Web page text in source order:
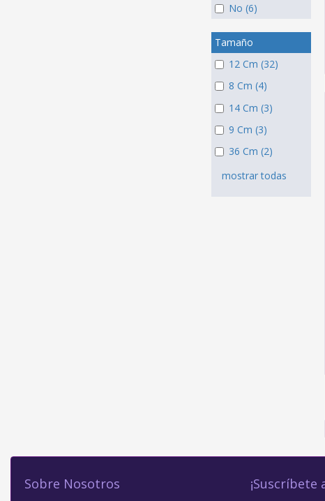
No (6)
Tamaño
12 Cm (32)
8 Cm (4)
14 Cm (3)
9 Cm (3)
36 Cm (2)
mostrar todas
Sobre Nosotros